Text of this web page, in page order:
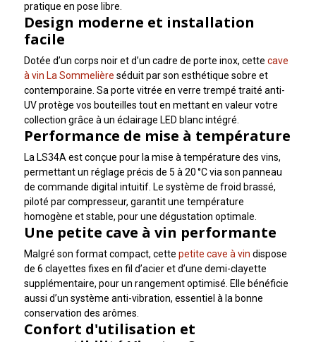
pratique en pose libre.
Design moderne et installation
facile
Dotée d’un corps noir et d’un cadre de porte inox, cette cave
à vin La Sommelière séduit par son esthétique sobre et
contemporaine. Sa porte vitrée en verre trempé traité anti-
UV protège vos bouteilles tout en mettant en valeur votre
collection grâce à un éclairage LED blanc intégré.
Performance de mise à température
La LS34A est conçue pour la mise à température des vins,
permettant un réglage précis de 5 à 20 °C via son panneau
de commande digital intuitif. Le système de froid brassé,
piloté par compresseur, garantit une température
homogène et stable, pour une dégustation optimale.
Une petite cave à vin performante
Malgré son format compact, cette petite cave à vin dispose
de 6 clayettes fixes en fil d’acier et d’une demi-clayette
supplémentaire, pour un rangement optimisé. Elle bénéficie
aussi d’un système anti-vibration, essentiel à la bonne
conservation des arômes.
Confort d'utilisation et